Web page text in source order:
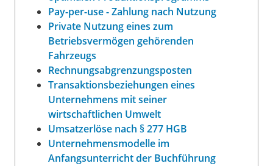
Pay-per-use - Zahlung nach Nutzung
Private Nutzung eines zum
Betriebsvermögen gehörenden
Fahrzeugs
Rechnungsabgrenzungsposten
Transaktionsbeziehungen eines
Unternehmens mit seiner
wirtschaftlichen Umwelt
Umsatzerlöse nach § 277 HGB
Unternehmensmodelle im
Anfangsunterricht der Buchführung